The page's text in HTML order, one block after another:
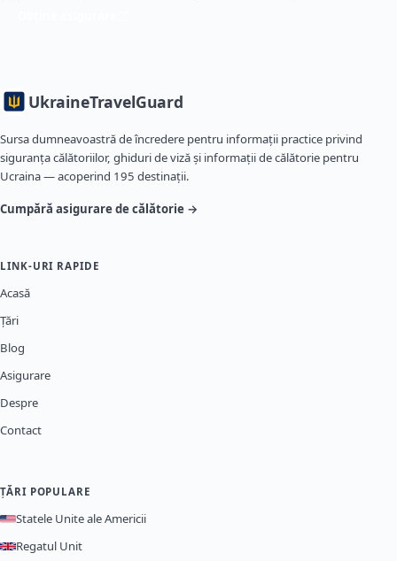
UkraineTravelGuard
Sursa dumneavoastră de încredere pentru informații practice privind
siguranța călătoriilor, ghiduri de viză și informații de călătorie pentru
Ucraina — acoperind 195 destinații.
Cumpără asigurare de călătorie →
LINK-URI RAPIDE
Acasă
Țări
Blog
Asigurare
Despre
Contact
ȚĂRI POPULARE
Statele Unite ale Americii
Regatul Unit